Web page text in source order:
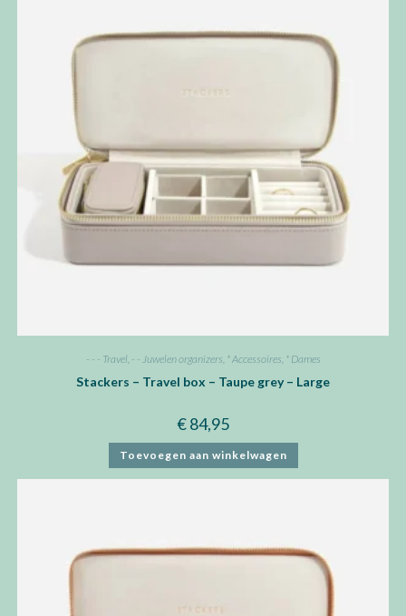
- - - Travel - - Juwelen organizers * Accessoires * Dames
Stackers – Travel box – Taupe grey – Large
€84,95
Toevoegen aan winkelwagen